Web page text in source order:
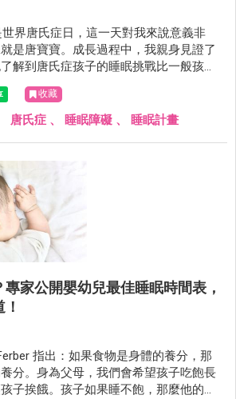
界唐氏症日，這一天對我來說意義非
是唐寶寶。成長過程中，我親身見證了
解到唐氏症孩子的睡眠挑戰比一般孩子
為兒童睡眠顧問，我希望透過妹妹的故
解唐氏症孩子的睡眠問題以及睡眠策
收藏
唐氏症 、 睡眠障礙 、 睡眠計畫
家公開嬰幼兒最佳睡眠時間表，
指出：如果食物是身體的養分，那
分。身為父母，我們會希望孩子吃飽長
子挨餓。孩子如果睡不飽，那麼他的